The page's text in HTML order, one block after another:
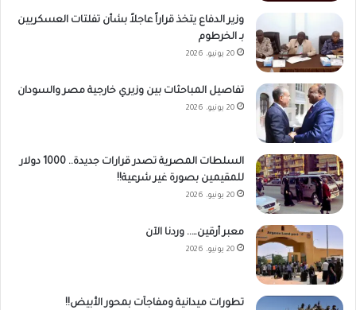
وزير الدفاع يتخذ قراراً عاجلاً بشأن تفلتات العسكريين
بـ الخرطوم
20 يونيو، 2026
تفاصيل المباحثات بين وزيري خارجية مصر والسودان
20 يونيو، 2026
السلطات المصرية تصدر قرارات جديدة.. 1000 دولار
للمقيمين بصورة غير شرعية!!
20 يونيو، 2026
معبر أرقين….. وردنا الآن
20 يونيو، 2026
تطورات ميدانية ومفاجآت بمحور الأبيض!!